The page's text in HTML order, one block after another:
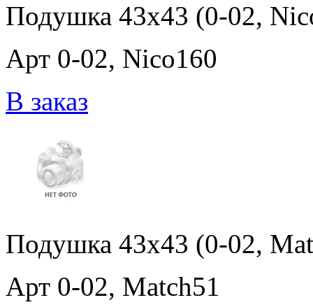
Подушка 43x43 (0-02,
Арт 0-02, Nico160
В заказ
Подушка 43x43 (0-02,
Арт 0-02, Match51